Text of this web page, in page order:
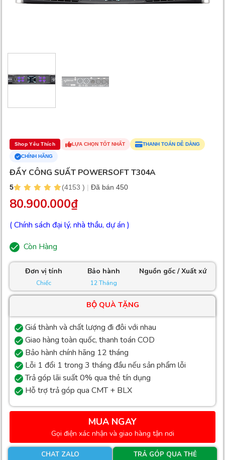
Shop Yêu Thích LỰA CHỌN TỐT NHẤT THANH TOÁN DỄ DÀNG
CHÍNH HÃNG
ĐẨY CÔNG SUẤT POWERSOFT T304A
5 (4153 ) | Đã bán 450
80.900.000₫
( Chính sách đại lý, nhà thầu, dự án )
Còn Hàng
Đơn vị tính
Chiếc
Bảo hành
12 Tháng
Nguồn gốc / Xuất xứ
BỘ QUÀ TẶNG
Giá thành và chất lượng đi đôi với nhau
Giao hàng toàn quốc, thanh toán COD
Bảo hành chính hãng 12 tháng
Lỗi 1 đổi 1 trong 3 tháng đầu nếu sản phẩm lỗi
Trả góp lãi suất 0% qua thẻ tín dụng
Hỗ trợ trả góp qua CMT + BLX
MUA NGAY
Gọi điện xác nhận và giao hàng tận nơi
CHAT ZALO TRẢ GÓP QUA THẺ